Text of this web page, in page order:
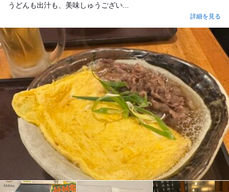
うどんも出汁も、美味しゅうござい...
詳細を見る